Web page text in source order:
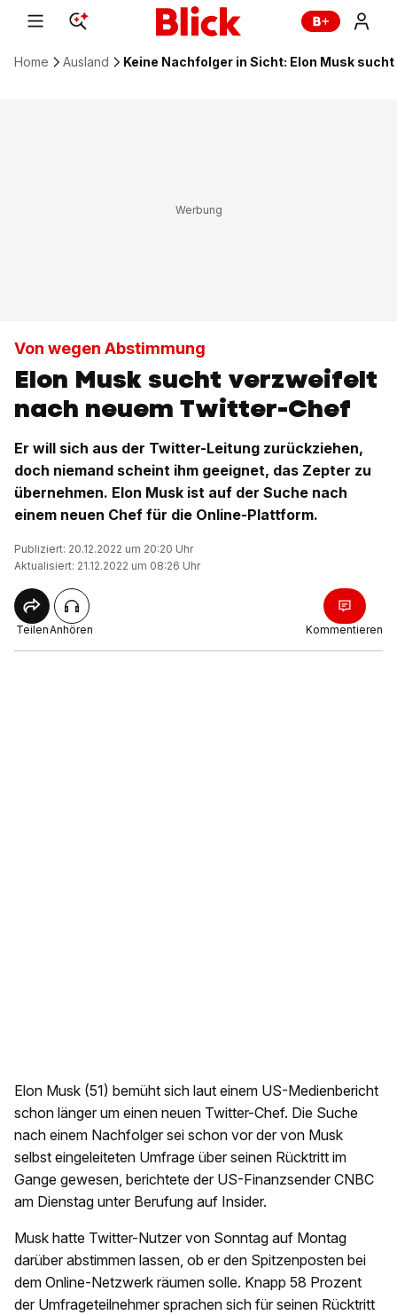
Home Ausland Keine Nachfolger in Sicht: Elon Musk
Von wegen Abstimmung
Elon Musk sucht verzweifelt
nach neuem Twitter-Chef
Er will sich aus der Twitter-Leitung zurückziehen,
doch niemand scheint ihm geeignet, das Zepter zu
übernehmen. Elon Musk ist auf der Suche nach
einem neuen Chef für die Online-Plattform.
Publiziert: 20.12.2022 um 20:20 Uhr
Aktualisiert: 21.12.2022 um 08:26 Uhr
TeilenAnhören Kommentieren
Elon Musk (51) bemüht sich laut einem US-Medienbericht
schon länger um einen neuen Twitter-Chef. Die Suche
nach einem Nachfolger sei schon vor der von Musk
selbst eingeleiteten Umfrage über seinen Rücktritt im
Gange gewesen, berichtete der US-Finanzsender CNBC
am Dienstag unter Berufung auf Insider.
Musk hatte Twitter-Nutzer von Sonntag auf Montag
darüber abstimmen lassen, ob er den Spitzenposten bei
dem Online-Netzwerk räumen solle. Knapp 58 Prozent
der Umfrageteilnehmer sprachen sich für seinen Rücktritt